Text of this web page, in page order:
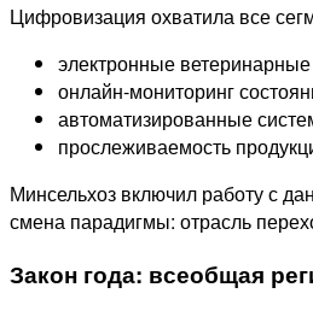
Цифровизация охватила все
электронные
онлайн‑мониторинг
автоматизированные
прослеживаемость
Минсельхоз включил работу с
смена парадигмы: отрасль
Закон года: всеобщая